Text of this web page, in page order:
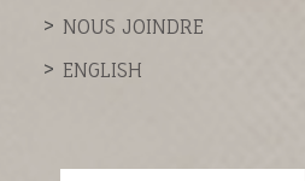
NOUS JOINDRE
ENGLISH